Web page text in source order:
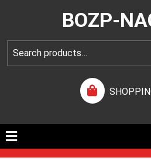
BOZP-